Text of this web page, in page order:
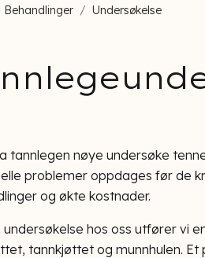
Behandlinger Undersøkelse
tannlegen nøye undersøke
problemer oppdages før de
og økte kostnader.
undersøkelse hos oss utfører vi
tannkjøttet og munnhulen. Et